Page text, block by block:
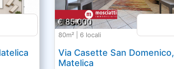
€ 85.000
80m² | 6 locali
Via Casette San Domenico,
Matelica